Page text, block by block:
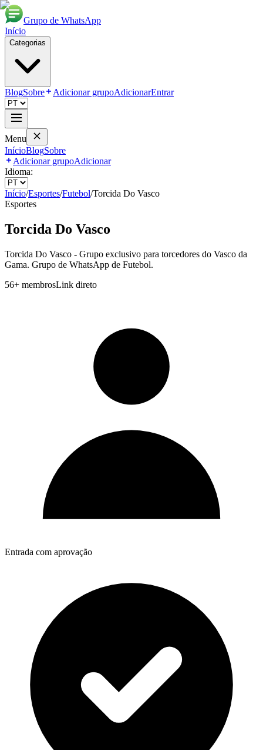
Grupo de WhatsApp
Início
Categorias
BlogSobre Adicionar grupoAdicionarEntrar
Menu
InícioBlogSobre
Adicionar grupoAdicionar
Idioma:
Início/Esportes/Futebol/Torcida Do Vasco
Esportes
Torcida Do Vasco
Torcida Do Vasco - Grupo exclusivo para torcedores do Vasco da
Gama. Grupo de WhatsApp de Futebol.
56+ membrosLink direto
Entrada com aprovação